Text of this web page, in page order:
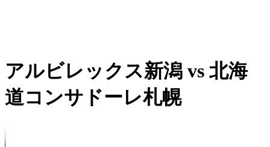
アルビレックス新潟 vs 北海
道コンサドーレ札幌